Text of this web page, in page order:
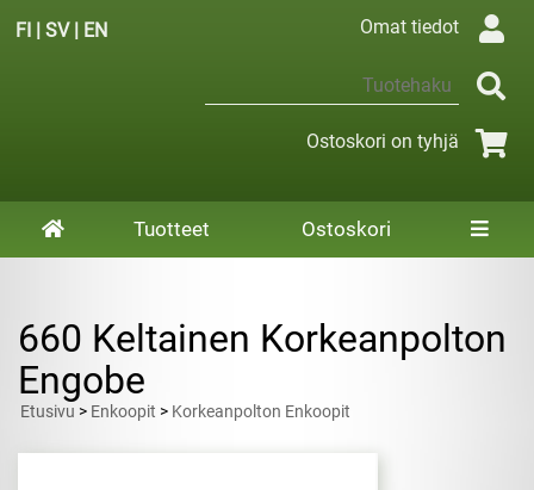
FI | SV| EN Omat tiedot
Ostoskori on tyhjä
Tuotteet Ostoskori
660 Keltainen Korkeanpolton
Engobe
Etusivu > Enkoopit > Korkeanpolton Enkoopit